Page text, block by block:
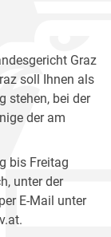
Graz
soll Ihnen als
stehen, bei der
der am
bis Freitag
unter der
E-Mail unter